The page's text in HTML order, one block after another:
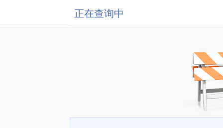
正在查询中